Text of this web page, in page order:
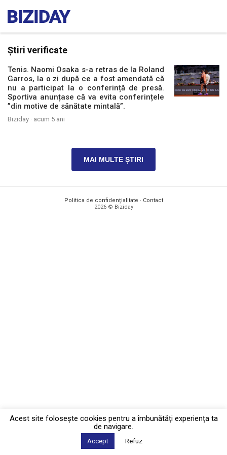
Știri verificate
Tenis. Naomi Osaka s-a retras de la Roland
Garros, la o zi după ce a fost amendată că
nu a participat la o conferință de presă.
Sportiva anunțase că va evita conferințele
”din motive de sănătate mintală”.
Biziday · acum 5 ani
MAI MULTE ȘTIRI
Politica de confidențialitate · Contact
2026 © Biziday
Acest site foloseşte cookies pentru a îmbunătăți experiența ta
de navigare.
Accept Refuz